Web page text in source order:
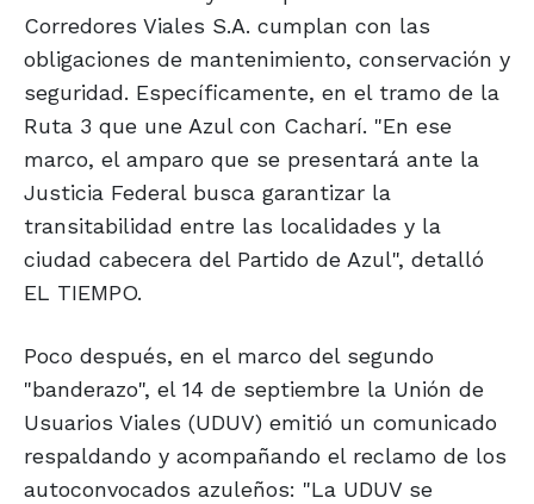
Corredores Viales S.A. cumplan con las
obligaciones de mantenimiento, conservación y
seguridad. Específicamente, en el tramo de la
Ruta 3 que une Azul con Cacharí. "En ese
marco, el amparo que se presentará ante la
Justicia Federal busca garantizar la
transitabilidad entre las localidades y la
ciudad cabecera del Partido de Azul", detalló
EL TIEMPO.
Poco después, en el marco del segundo
"banderazo", el 14 de septiembre la Unión de
Usuarios Viales (UDUV) emitió un comunicado
respaldando y acompañando el reclamo de los
autoconvocados azuleños: "La UDUV se